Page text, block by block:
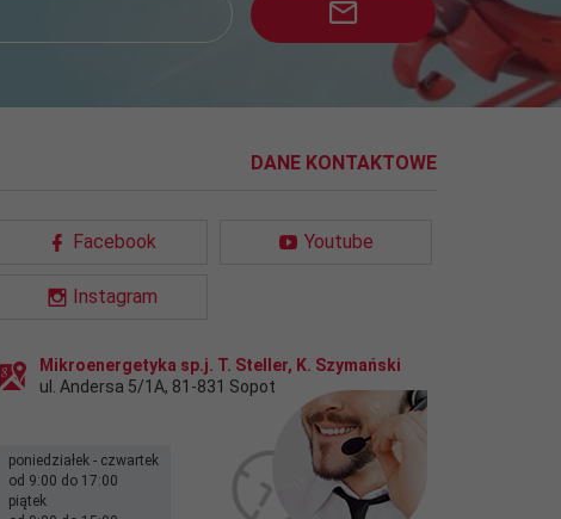
DANE KONTAKTOWE
Facebook Youtube
Instagram
Mikroenergetyka sp.j. T. Steller, K. Szymański
ul. Andersa 5/1A, 81-831 Sopot
poniedziałek - czwartek
od 9:00 do 17:00
piątek